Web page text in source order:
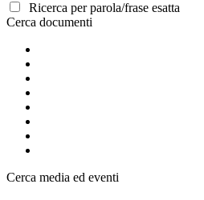
Ricerca per parola/frase esatta
Cerca documenti
Cerca media ed eventi